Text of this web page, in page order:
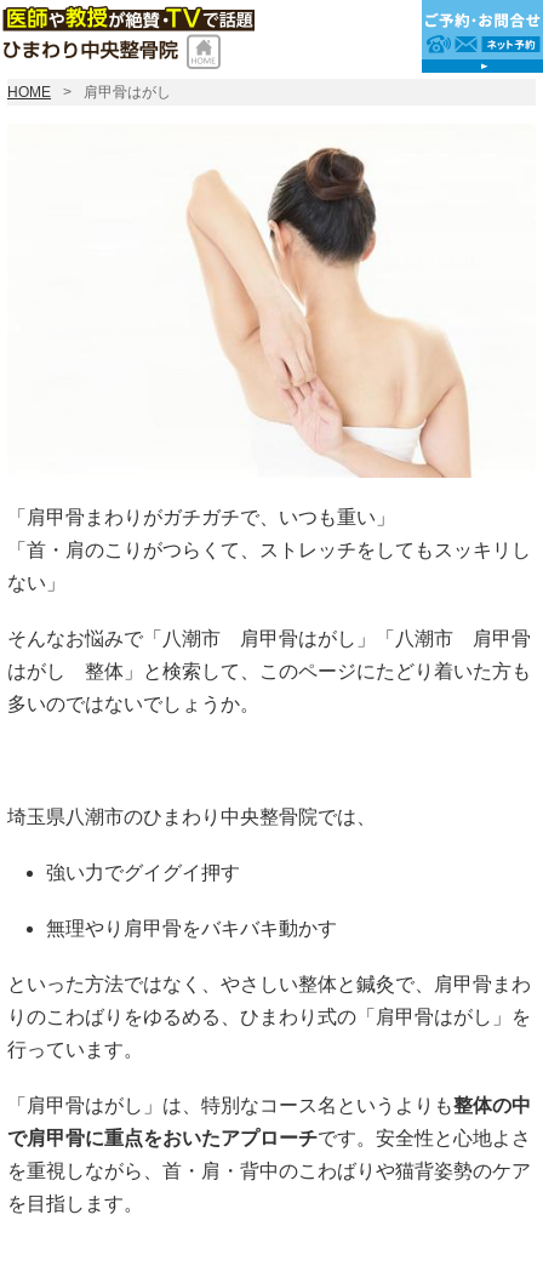
HOME 肩甲骨はがし
「肩甲骨まわりがガチガチで、いつも重い」
「首・肩のこりがつらくて、ストレッチをしてもスッキリし
ない」
そんなお悩みで「八潮市 肩甲骨はがし」「八潮市 肩甲骨
はがし 整体」と検索して、このページにたどり着いた方も
多いのではないでしょうか。
埼玉県八潮市のひまわり中央整骨院では、
強い力でグイグイ押す
無理やり肩甲骨をバキバキ動かす
といった方法ではなく、やさしい整体と鍼灸で、肩甲骨まわ
りのこわばりをゆるめる、ひまわり式の「肩甲骨はがし」を
行っています。
「肩甲骨はがし」は、特別なコース名というよりも整体の中
で肩甲骨に重点をおいたアプローチです。安全性と心地よさ
を重視しながら、首・肩・背中のこわばりや猫背姿勢のケア
を目指します。